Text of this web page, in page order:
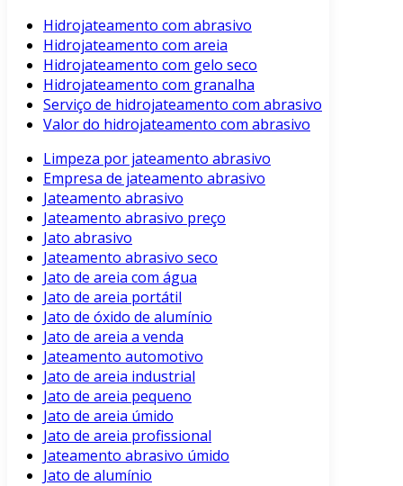
Hidrojateamento com abrasivo
Hidrojateamento com areia
Hidrojateamento com gelo seco
Hidrojateamento com granalha
Serviço de hidrojateamento com abrasivo
Valor do hidrojateamento com abrasivo
Limpeza por jateamento abrasivo
Empresa de jateamento abrasivo
Jateamento abrasivo
Jateamento abrasivo preço
Jato abrasivo
Jateamento abrasivo seco
Jato de areia com água
Jato de areia portátil
Jato de óxido de alumínio
Jato de areia a venda
Jateamento automotivo
Jato de areia industrial
Jato de areia pequeno
Jato de areia úmido
Jato de areia profissional
Jateamento abrasivo úmido
Jato de alumínio